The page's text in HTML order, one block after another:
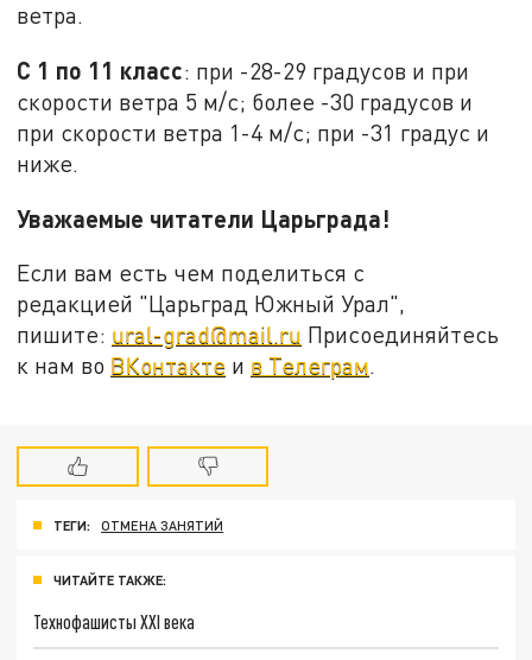
ветра.
С 1 по 11 класс: при -28-29 градусов и при
скорости ветра 5 м/с; более -30 градусов и
при скорости ветра 1-4 м/с; при -31 градус и
ниже.
Уважаемые читатели Царьграда!
Если вам есть чем поделиться с
редакцией "Царьград Южный Урал",
пишите: ural-grad@mail.ru Присоединяйтесь
к нам во ВКонтакте и в Телеграм.
ТЕГИ: ОТМЕНА ЗАНЯТИЙ
ЧИТАЙТЕ ТАКЖЕ:
Технофашисты XXI века